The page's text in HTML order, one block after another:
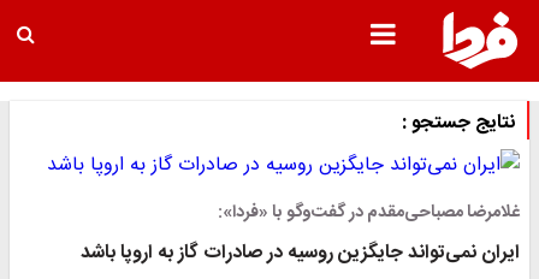
نتایج جستجو :
غلامرضا مصباحی‌مقدم در گفت‌وگو با «فردا»:
ایران نمی‌تواند جایگزین روسیه در صادرات گاز به اروپا باشد